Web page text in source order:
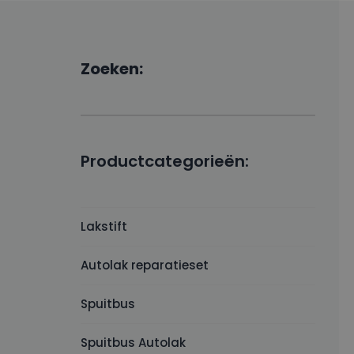
Zoeken:
Productcategorieën:
Lakstift
Autolak reparatieset
Spuitbus
Spuitbus Autolak